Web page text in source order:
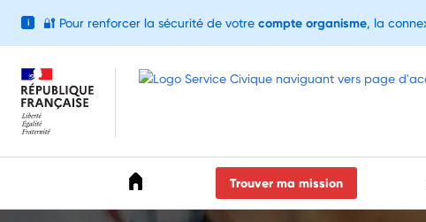
Trouver ma mission
i 🔐 Pour renforcer la sécurité de votre compte organisme, la